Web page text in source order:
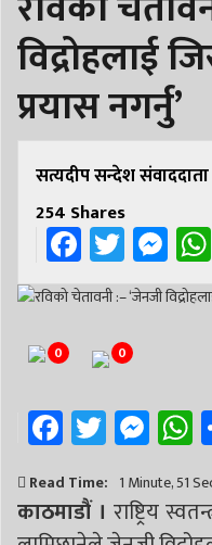
विद्रोहलाई
प्रयास नगर्नु’
सत्यदीप सन्देश संवाददाता
254 Shares
0 0
Facebook
Twitter
Read Time: 1 Minute, 51
काठमाडौं । राष्ट्रिय